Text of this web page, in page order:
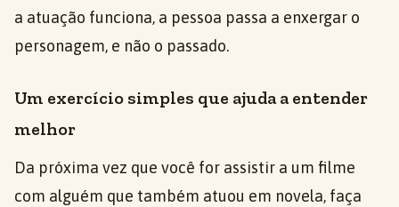
a atuação funciona, a pessoa passa a enxergar o
personagem, e não o passado.
Um exercício simples que ajuda a entender
melhor
Da próxima vez que você for assistir a um filme
com alguém que também atuou em novela, faça